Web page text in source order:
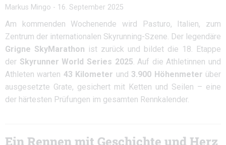
Markus Mingo - 16. September 2025
Am kommenden Wochenende wird Pasturo, Italien, zum
Zentrum der internationalen Skyrunning-Szene. Der legendäre
Grigne SkyMarathon ist zurück und bildet die 18. Etappe
der Skyrunner World Series 2025. Auf die Athletinnen und
Athleten warten 43 Kilometer und 3.900 Höhenmeter über
ausgesetzte Grate, gesichert mit Ketten und Seilen – eine
der härtesten Prüfungen im gesamten Rennkalender.
Ein Rennen mit Geschichte und Herz